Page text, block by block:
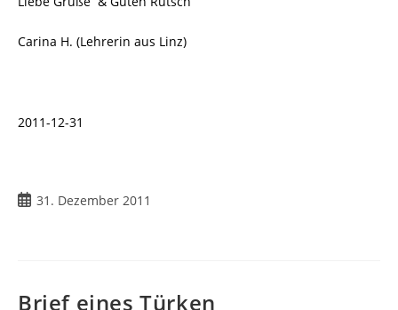
Carina H. (Lehrerin aus Linz)
2011-12-31
Beitrag
31. Dezember 2011
Brief eines Türken